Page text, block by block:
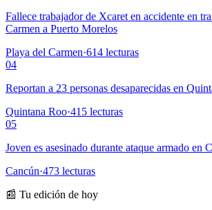
Fallece trabajador de Xcaret en accidente en
Carmen a Puerto Morelos
Playa del Carmen·614 lecturas
04
Reportan a 23 personas desaparecidas en
Quintana Roo·415 lecturas
05
Joven es asesinado durante ataque armado en
Cancún·473 lecturas
📰 Tu edición de hoy